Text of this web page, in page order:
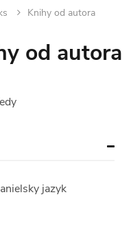
Knihy od autora
od autora
jazyk